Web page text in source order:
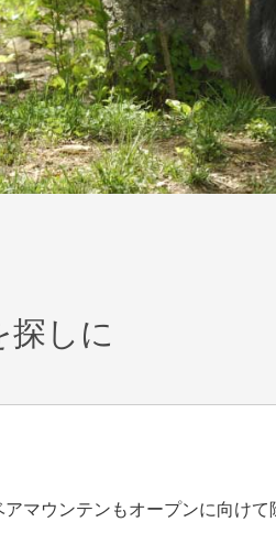
探しに
マウンテンもオープンに向けて